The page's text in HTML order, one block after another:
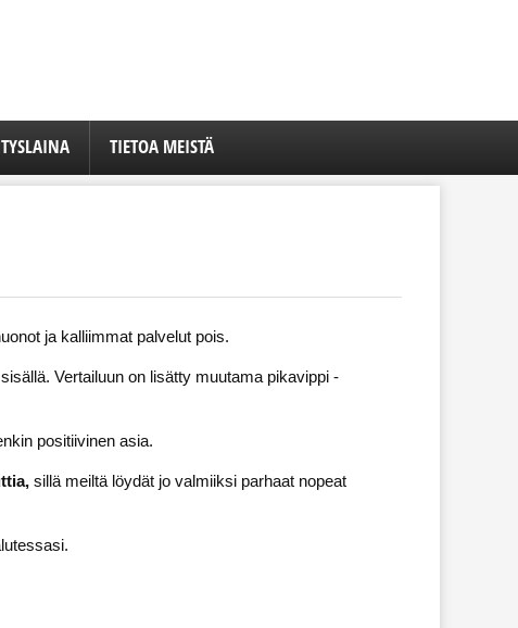
TIETOA MEISTÄ
ja kalliimmat palvelut pois.
Vertailuun on lisätty muutama pikavippi -
positiivinen asia.
sillä meiltä löydät jo valmiiksi parhaat nopeat